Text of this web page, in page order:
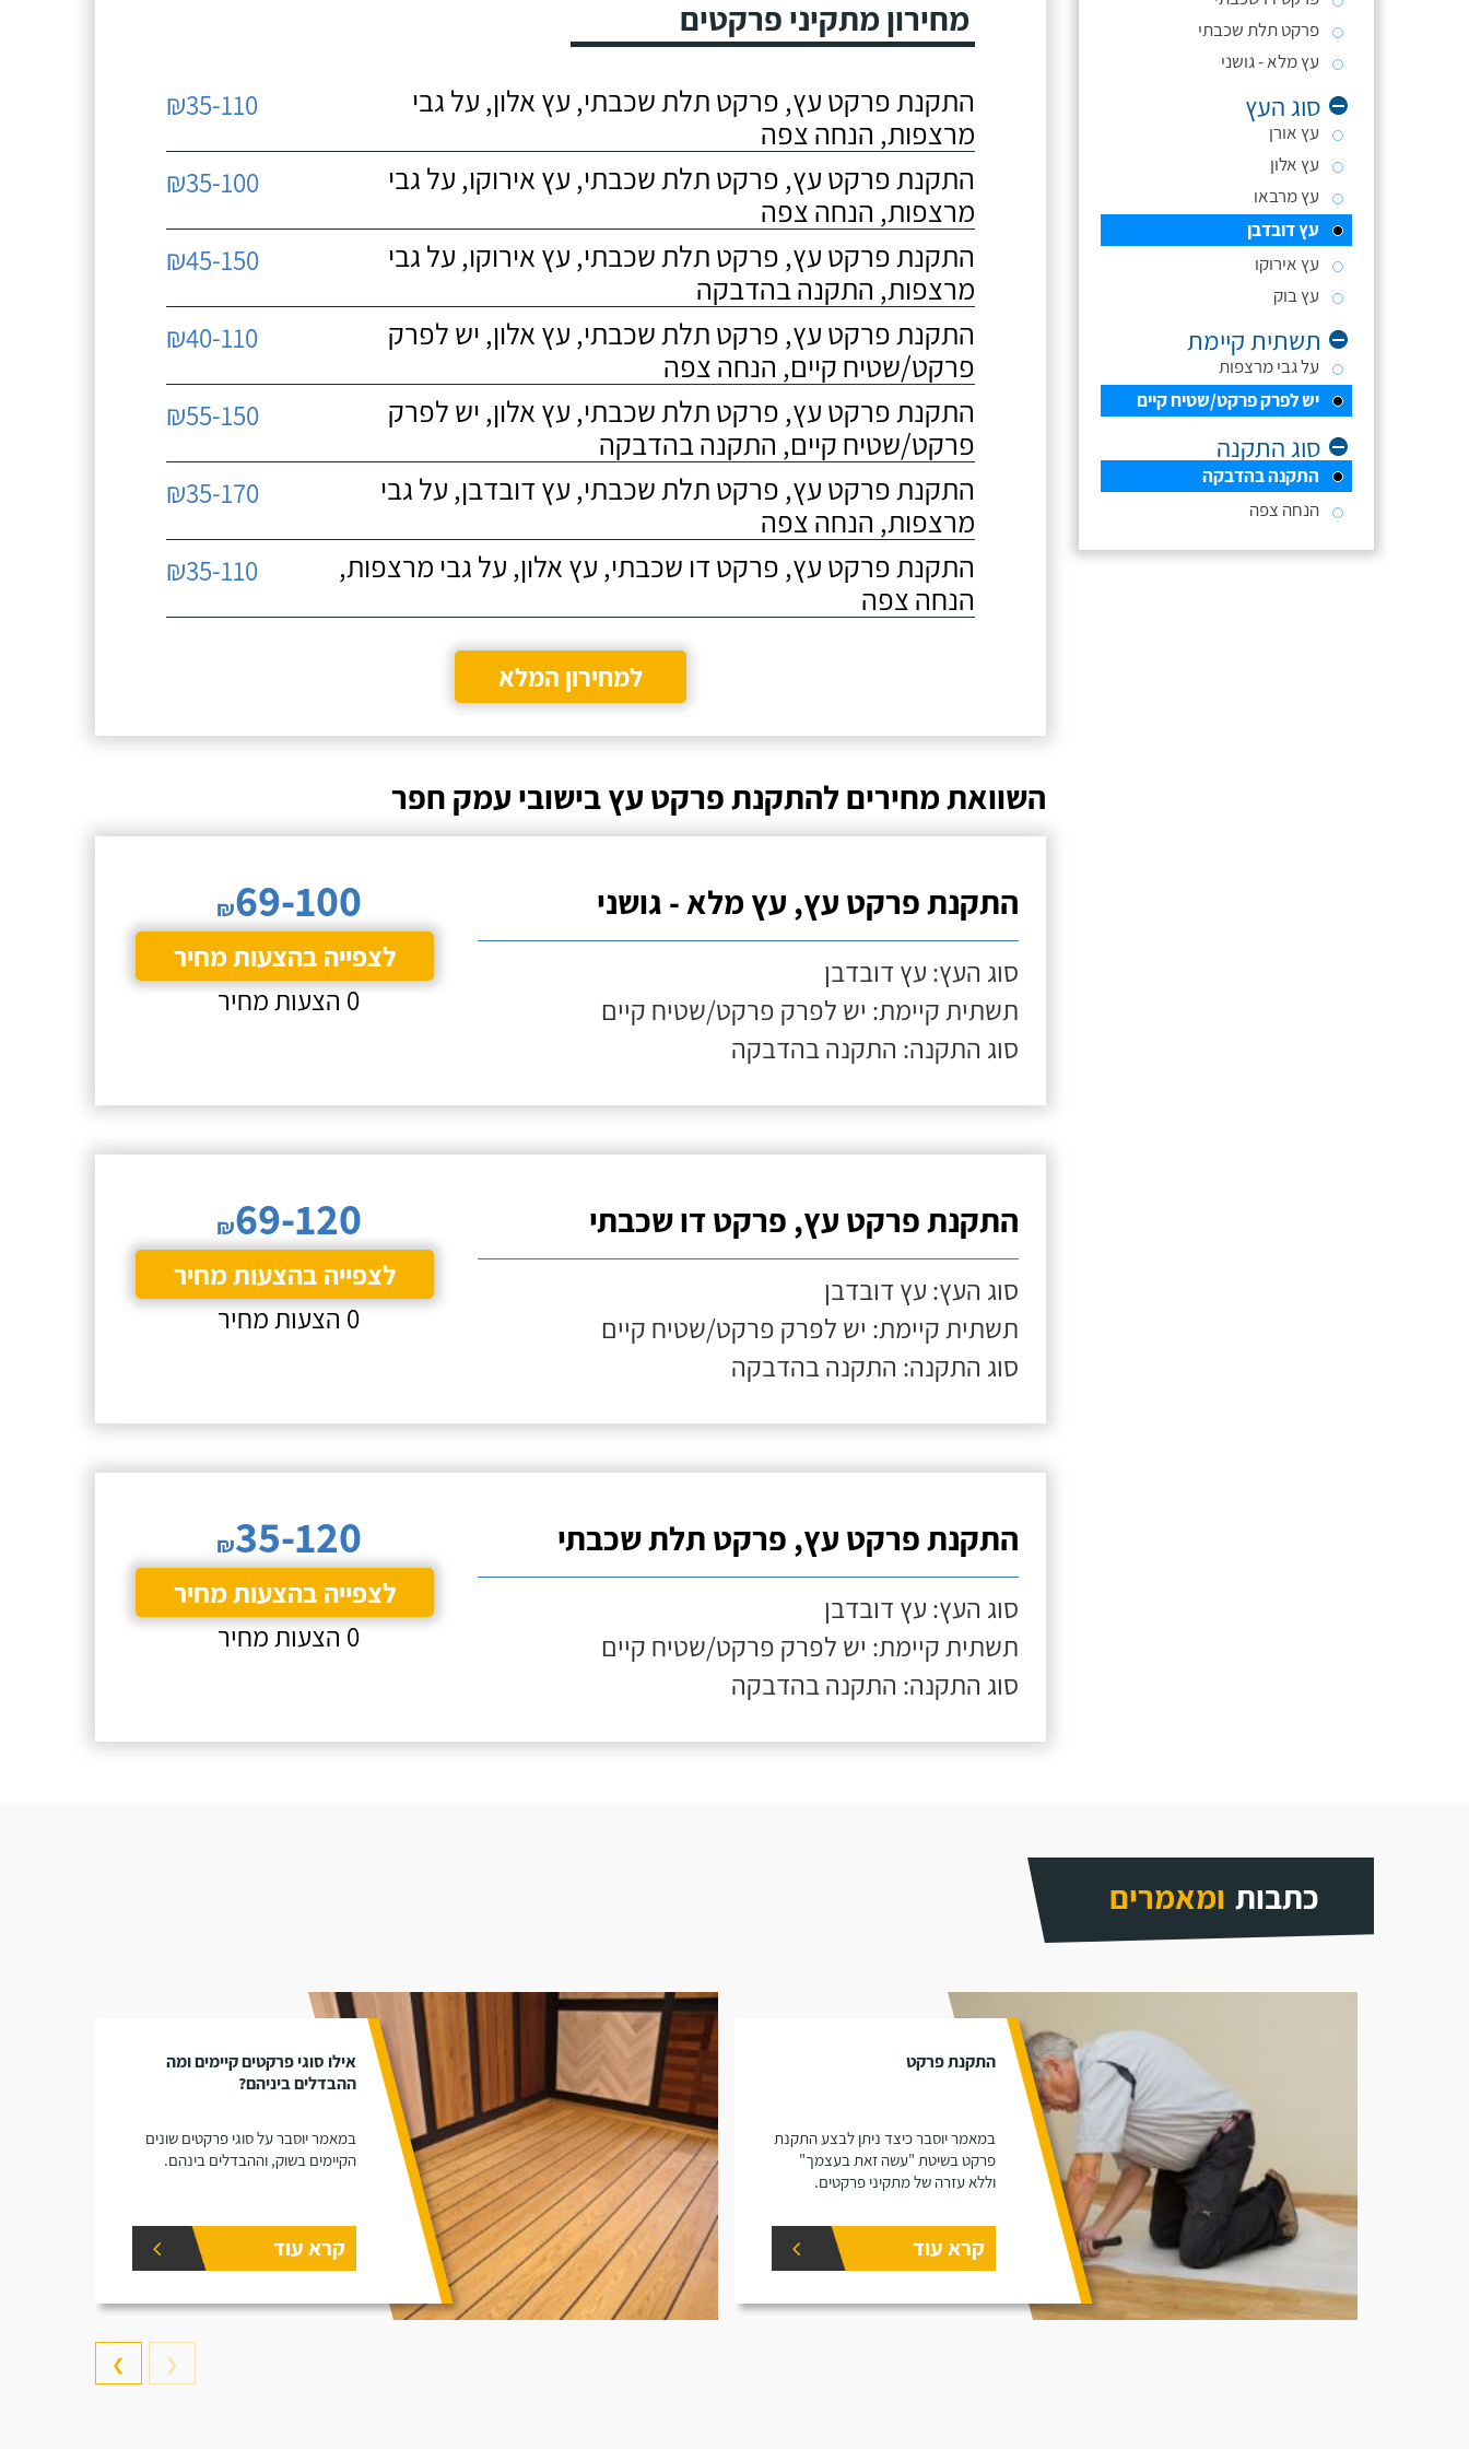
פרקט תלת שכבתי
עץ מלא - גושני
סוג העץ
עץ אורן
עץ אלון
עץ מרבאו
עץ דובדבן
עץ אירוקו
עץ בוק
תשתית קיימת
על גבי מרצפות
יש לפרק פרקט/שטיח קיים
סוג התקנה
התקנה בהדבקה
הנחה צפה
מחירון מתקיני פרקטים
התקנת פרקט עץ, פרקט תלת שכבתי, עץ אלון, על גבי
מרצפות, הנחה צפה
₪35-110
התקנת פרקט עץ, פרקט תלת שכבתי, עץ אירוקו, על גבי
מרצפות, הנחה צפה
₪35-100
התקנת פרקט עץ, פרקט תלת שכבתי, עץ אירוקו, על גבי
מרצפות, התקנה בהדבקה
₪45-150
התקנת פרקט עץ, פרקט תלת שכבתי, עץ אלון, יש לפרק
פרקט/שטיח קיים, הנחה צפה
₪40-110
התקנת פרקט עץ, פרקט תלת שכבתי, עץ אלון, יש לפרק
פרקט/שטיח קיים, התקנה בהדבקה
₪55-150
התקנת פרקט עץ, פרקט תלת שכבתי, עץ דובדבן, על גבי
מרצפות, הנחה צפה
₪35-170
התקנת פרקט עץ, פרקט דו שכבתי, עץ אלון, על גבי מרצפות,
הנחה צפה
₪35-110
למחירון המלא
השוואת מחירים להתקנת פרקט עץ בישובי עמק חפר
התקנת פרקט עץ, עץ מלא - גושני
סוג העץ: עץ דובדבן
תשתית קיימת: יש לפרק פרקט/שטיח קיים
סוג התקנה: התקנה בהדבקה
₪69-100
לצפייה בהצעות מחיר
0 הצעות מחיר
התקנת פרקט עץ, פרקט דו שכבתי
סוג העץ: עץ דובדבן
תשתית קיימת: יש לפרק פרקט/שטיח קיים
סוג התקנה: התקנה בהדבקה
₪69-120
לצפייה בהצעות מחיר
0 הצעות מחיר
התקנת פרקט עץ, פרקט תלת שכבתי
סוג העץ: עץ דובדבן
תשתית קיימת: יש לפרק פרקט/שטיח קיים
סוג התקנה: התקנה בהדבקה
₪35-120
לצפייה בהצעות מחיר
0 הצעות מחיר
כתבות ומאמרים
התקנת פרקט
במאמר יוסבר כיצד ניתן לבצע התקנת
פרקט בשיטת "עשה זאת בעצמך"
וללא עזרה של מתקיני פרקטים.
קרא עוד
אילו סוגי פרקטים קיימים ומה
ההבדלים ביניהם?
במאמר יוסבר על סוגי פרקטים שונים
הקיימים בשוק, וההבדלים בינהם.
קרא עוד
❮
❯